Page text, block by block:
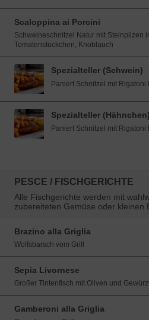
Scaloppina ai Porcini
Schweineschnitzel Natur mit Steinpilzen
Tomatenstückchen, Knoblauch
Spezialteller (Schwein)
Paniert Schnitzel mit
Spezialteller (Hähnchen)
Paniert Schnitzel mit
PESCE / FISCHGERICHTE
Alle Fischgerichte werden mit
zubereiteten Gemüse oder kleinen
Brazino alla Griglia
Wolfsbarsch vom Grill
Sepia Livornese
Großer Tintenfisch mit Oliven und
Gamberoni alla Griglia